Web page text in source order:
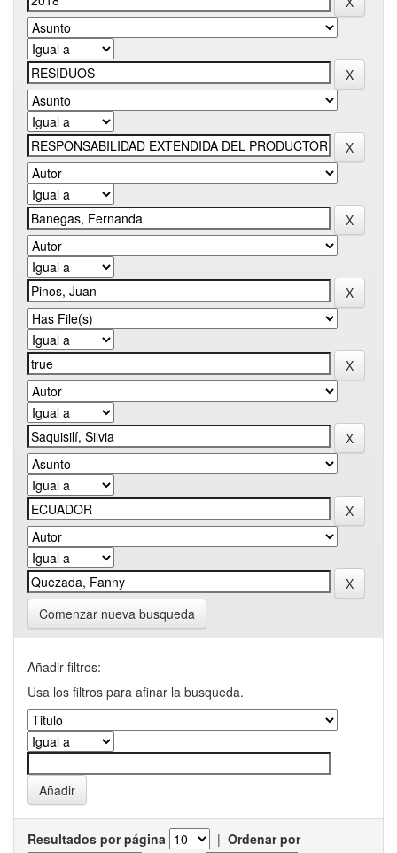
Comenzar nueva busqueda
Añadir filtros:
Usa los filtros para afinar la busqueda.
Resultados por página | Ordenar por